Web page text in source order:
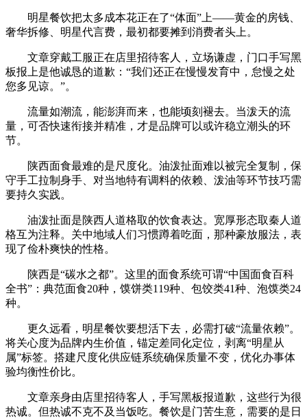
明星餐饮把太多成本花正在了“体面”上——黄金的房钱、
奢华拆修、明星代言费，最初都要摊到消费者头上。
文章穿戴工服正在店里招待客人，立场谦虚，门口手写黑
板报上是他诚恳的道歉：“我们还正在慢慢发育中，怠慢之处
您多见谅。”。
流量如潮流，能澎湃而来，也能顷刻褪去。当泼天的流
量，可否快速衔接并精准，才是品牌可以或许稳立潮头的环
节。
陕西面食最难的是尺度化。油泼扯面难以被完全复制，保
守手工拉制身手、对当地特有调料的依赖、泼油等环节技巧需
要持久实践。
油泼扯面是陕西人道格取的饮食表达。宽厚形态取秦人道
格互为注释。关中地域人们习惯蹲着吃面，那种豪放服法，表
现了俭朴爽快的性格。
陕西是“碳水之都”。这里的面食系统可谓“中国面食百科
全书”：典范面食20种，馍饼类119种、包饺类41种、泡馍类24
种。
更久远看，明星餐饮要想活下去，必需打破“流量依赖”。
将关心度为品牌内生价值，锚定差同化定位，剥离“明星从
属”标签。搭建尺度化供应链系统确保质量不变，优化办事体
验均衡性价比。
文章亲身由店里招待客人，手写黑板报道歉，这些行为很
热诚。但热诚不克不及当饭吃。餐饮是门苦生意，需要的是日